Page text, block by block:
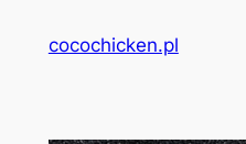
cocochicken.pl